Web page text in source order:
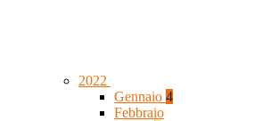
2022
Gennaio 4
Febbraio